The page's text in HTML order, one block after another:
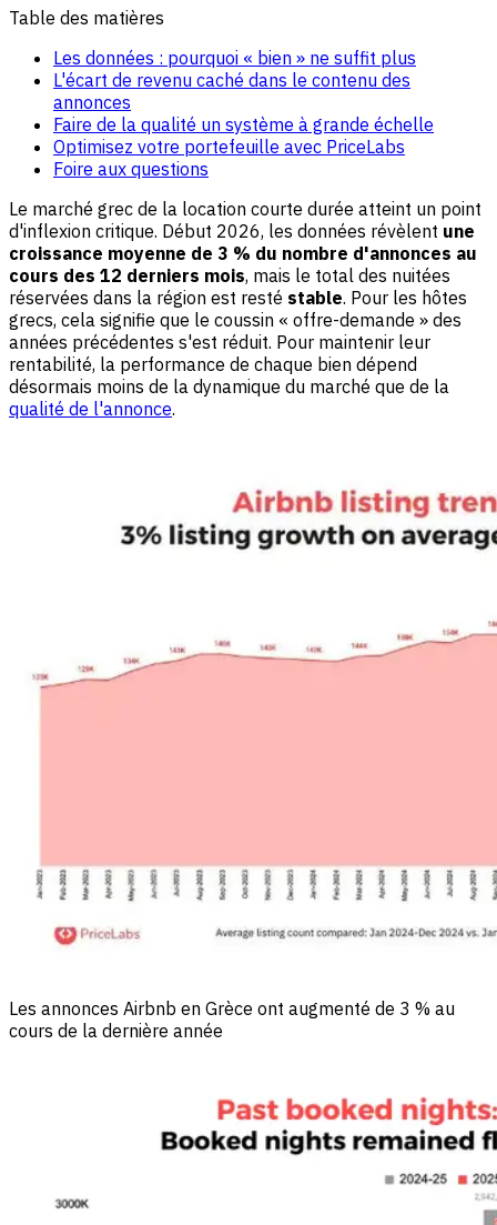
Table des matières
Les données : pourquoi « bien » ne suffit plus
L'écart de revenu caché dans le contenu des
annonces
Faire de la qualité un système à grande échelle
Optimisez votre portefeuille avec PriceLabs
Foire aux questions
Le marché grec de la location courte durée atteint un point
d'inflexion critique. Début 2026, les données révèlent une
croissance moyenne de 3 % du nombre d'annonces au
cours des 12 derniers mois, mais le total des nuitées
réservées dans la région est resté stable. Pour les hôtes
grecs, cela signifie que le coussin « offre-demande » des
années précédentes s'est réduit. Pour maintenir leur
rentabilité, la performance de chaque bien dépend
désormais moins de la dynamique du marché que de la
qualité de l'annonce.
Les annonces Airbnb en Grèce ont augmenté de 3 % au
cours de la dernière année